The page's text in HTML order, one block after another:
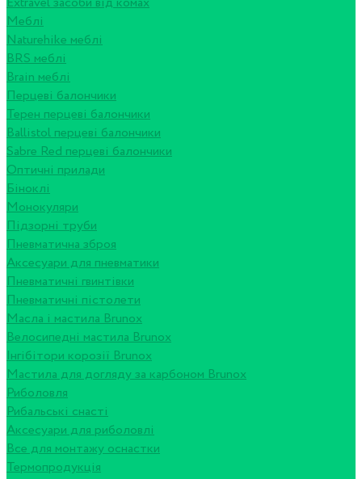
Меблі
Naturehike меблі
BRS меблі
Brain меблі
Перцеві балончики
Терен перцеві балончики
Ballistol перцеві балончики
Sabre Red перцеві балончики
Оптичні прилади
Біноклі
Монокуляри
Підзорні труби
Пневматична зброя
Аксесуари для пневматики
Пневматичні гвинтівки
Пневматичні пістолети
Масла і мастила Brunox
Велосипедні мастила Brunox
Інгібітори корозії Brunox
Мастила для догляду за карбоном Brunox
Риболовля
Рибальські снасті
Аксесуари для риболовлі
Все для монтажу оснастки
Термопродукція